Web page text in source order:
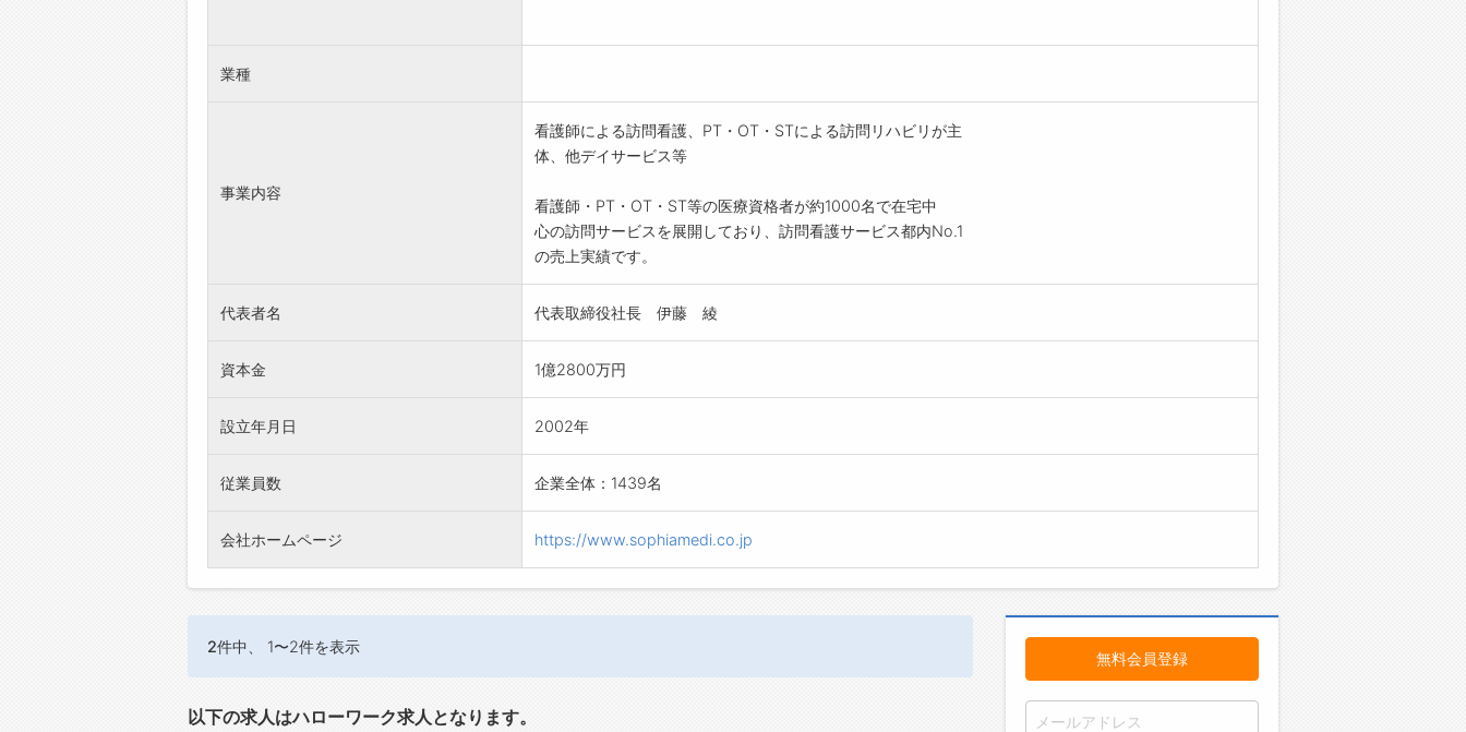
業種
事業内容
看護師による訪問看護、PT・OT・STによる訪問リハビリが主
体、他デイサービス等
看護師・PT・OT・ST等の医療資格者が約1000名で在宅中
心の訪問サービスを展開しており、訪問看護サービス都内No.1
の売上実績です。
代表者名 代表取締役社長 伊藤 綾
資本金 1億2800万円
設立年月日 2002年
従業員数 企業全体：1439名
会社ホームページ https://www.sophiamedi.co.jp
2件中、 1〜2件を表示
以下の求人はハローワーク求人となります。
無料会員登録